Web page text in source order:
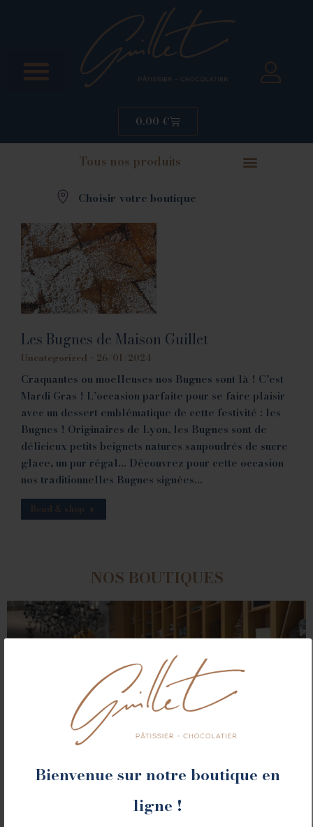
Bienvenue sur notre boutique en
ligne !
0.00 €
Tous nos produits
Choisir votre boutique
Les Bugnes de Maison Guillet
Uncategorized 26/01/2024
Craquantes ou moelleuses nos Bugnes sont là ! C’est
Mardi Gras ! L’occasion parfaite pour se faire plaisir
avec un dessert emblématique de cette festivité : les
Bugnes ! Originaires de Lyon, les Bugnes sont de
délicieux petits beignets natures saupoudrés de sucre
glace, un pur régal… Découvrez pour cette occasion
nos traditionnelles Bugnes signées…
Read & shop
NOS BOUTIQUES
ROMANS